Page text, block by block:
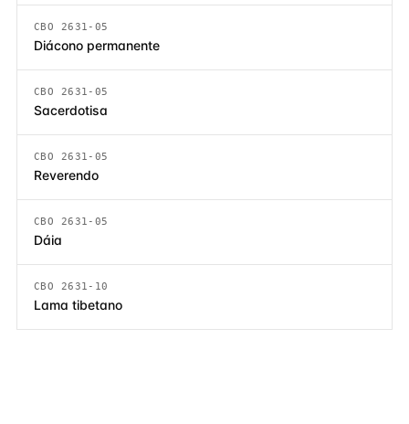
CBO 2631-05
Diácono permanente
CBO 2631-05
Sacerdotisa
CBO 2631-05
Reverendo
CBO 2631-05
Dáia
CBO 2631-10
Lama tibetano